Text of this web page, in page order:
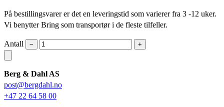
På bestillingsvarer er det en leveringstid som varierer fra 3 -12 uker.
Vi benytter Bring som transportør i de fleste tilfeller.
Antall − +
Berg & Dahl AS
post@bergdahl.no
+47 22 64 58 00